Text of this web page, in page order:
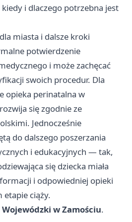
i dlaczego potrzebna jest
miasta i dalsze kroki
potwierdzenie
i może zachęcać
swoich procedur. Dla
opieka perinatalna w
się zgodnie ze
Jednocześnie
do dalszego poszerzania
i edukacyjnych — tak,
się dziecka miała
i odpowiedniej opieki
etapie ciąży.
w Zamościu.